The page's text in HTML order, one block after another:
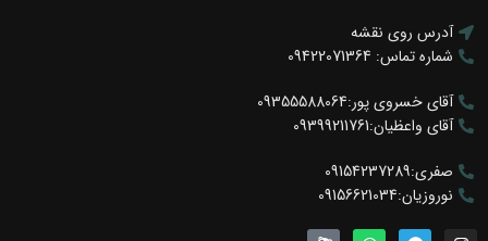
آدرس روی نقشه
شماره تماس: 09422071364
آقای خسروی پور:09355588064
آقای واعظیان:09399211761
صفری:09154237289
نوروزیان:09156621034